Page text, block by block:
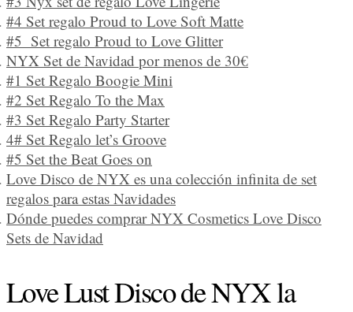
#4 Set regalo Proud to Love Soft Matte
#5 Set regalo Proud to Love Glitter
NYX Set de Navidad por menos de 30€
#1 Set Regalo Boogie Mini
#2 Set Regalo To the Max
#3 Set Regalo Party Starter
4# Set Regalo let’s Groove
#5 Set the Beat Goes on
Love Disco de NYX es una colección infinita de set
regalos para estas Navidades
Dónde puedes comprar NYX Cosmetics Love Disco
Sets de Navidad
Love Lust Disco de NYX la